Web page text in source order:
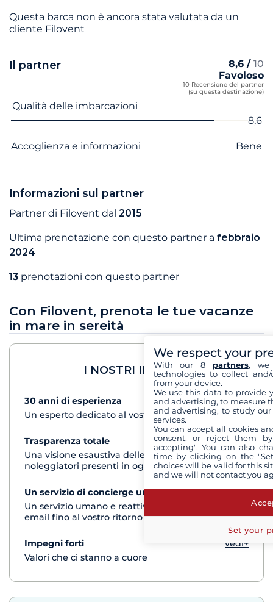
Questa barca non è ancora stata valutata da un
cliente Filovent
Il partner 8,6 / 10
Favoloso
10 Recensione del partner
(su questa destinazione)
Nome del criterio Voto
Qualità delle imbarcazioni
8,6
Accoglienza e informazioni Bene
Informazioni sul partner
Partner di Filovent dal 2015
Ultima prenotazione con questo partner a febbraio
2024
13 prenotazioni con questo partner
Con Filovent, prenota le tue vacanze
in mare in sereità
I NOSTRI IMPEGNI
30 anni di esperienza
vedi+
Un esperto dedicato al vostro progetto di crociera
Trasparenza totale
vedi+
Una visione esaustiva delle barche di tutti i
noleggiatori presenti in ogni destinazione
Un servizio di concierge unico
vedi+
Un servizio umano e reattivo per telefono o via
email fino al vostro ritorno dalla crociera
Impegni forti
vedi+
Valori che ci stanno a cuore
We respect your
With our 8 partners, we
technologies to collect
from your device.
We use this data to provide
and advertising, to measure
and advertising, to study
services.
You can accept all cookies
consent, or reject them
accepting". You can also
time by clicking on the
choices will be valid for this
and we will not contact you
Set your